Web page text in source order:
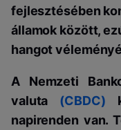
fejlesztésében
államok között,
hangot
A Nemzeti
valuta (CBDC)
napirenden van.